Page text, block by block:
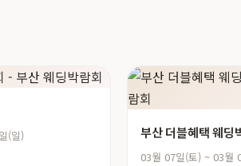
(일) 부산 더블혜택 웨딩
03월 07일(토) ~ 03월